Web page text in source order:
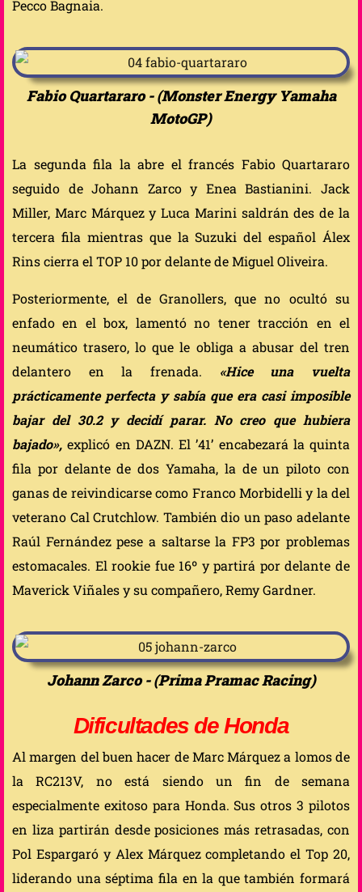
Pecco Bagnaia.
Fabio Quartararo - (Monster Energy Yamaha
MotoGP)
La segunda fila la abre el francés Fabio Quartararo
seguido de Johann Zarco y Enea Bastianini. Jack
Miller, Marc Márquez y Luca Marini saldrán des de la
tercera fila mientras que la Suzuki del español Álex
Rins cierra el TOP 10 por delante de Miguel Oliveira.
Posteriormente, el de Granollers, que no ocultó su
enfado en el box, lamentó no tener tracción en el
neumático trasero, lo que le obliga a abusar del tren
delantero en la frenada. «Hice una vuelta
prácticamente perfecta y sabía que era casi imposible
bajar del 30.2 y decidí parar. No creo que hubiera
bajado»,explicó en DAZN. El ’41’ encabezará la quinta
fila por delante de dos Yamaha, la de un piloto con
ganas de reivindicarse como Franco Morbidelli y la del
veterano Cal Crutchlow. También dio un paso adelante
Raúl Fernández pese a saltarse la FP3 por problemas
estomacales. El rookie fue 16º y partirá por delante de
Maverick Viñales y su compañero, Remy Gardner.
Johann Zarco - (Prima Pramac Racing)
Dificultades de Honda
Al margen del buen hacer de Marc Márquez a lomos de
la RC213V, no está siendo un fin de semana
especialmente exitoso para Honda. Sus otros 3 pilotos
en liza partirán desde posiciones más retrasadas, con
Pol Espargaró y Alex Márquez completando el Top 20,
liderando una séptima fila en la que también formará